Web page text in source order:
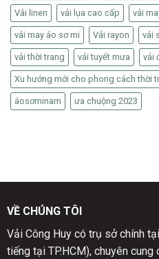
Vải linen vải lụa cao cấp vải
vải may áo sơ mi Vải rayon vải
vải thời trang vải tuyết mưa vải
Xu hướng mới cho phong cách thời
áosơminam ưa chuộng 2023
VỀ CHÚNG TÔI
Vải Công Huy có trụ sở chính
tiếng tại TP.HCM), chuyên